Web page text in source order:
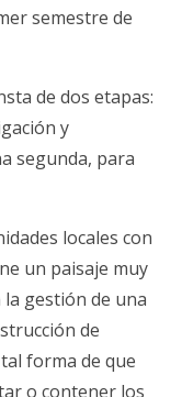
semestre de
de dos etapas:
y
segunda, para
locales con
un paisaje muy
gestión de una
de
forma de que
o contener los